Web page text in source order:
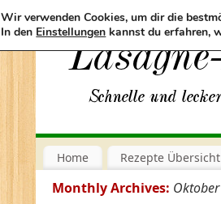
Home Rezepte Übersicht
Monthly Archives:
Wir verwenden Cookies, um dir die
In den Einstellungen kannst du erfahren,